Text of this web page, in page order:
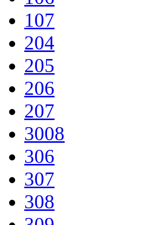
107
204
205
206
207
3008
306
307
308